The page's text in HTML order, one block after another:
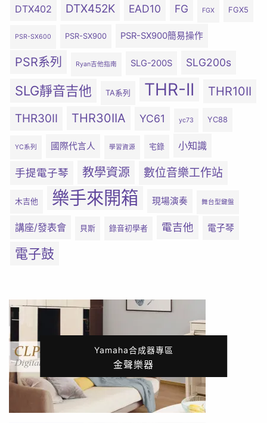
DTX402 DTX452K EAD10 FG FGX FGX5
PSR-SX600 PSR-SX900 PSR-SX900簡易操作
PSR系列 Ryan吉他指南 SLG-200S SLG200s
SLG靜音吉他 TA系列 THR-II THR10II
THR30II THR30IIA YC61 yc73 YC88
YC系列 國際代言人 學習資源 宅錄 小知識
手提電子琴 教學資源 數位音樂工作站
木吉他 樂手來開箱 現場演奏 舞台型鍵盤
講座/發表會 貝斯 錄音初學者 電吉他 電子琴
電子鼓
Yamaha合成器專區
金聲樂器